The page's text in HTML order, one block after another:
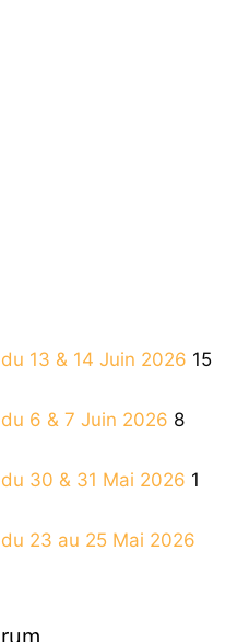
13 & 14 Juin 2026 15
6 & 7 Juin 2026 8
30 & 31 Mai 2026 1
23 au 25 Mai 2026